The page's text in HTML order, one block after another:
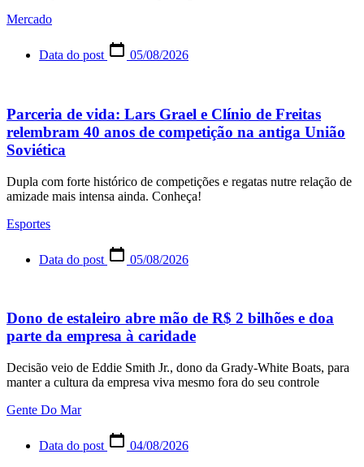
Mercado
Data do post 05/08/2026
Parceria de vida: Lars Grael e Clínio de Freitas
relembram 40 anos de competição na antiga União
Soviética
Dupla com forte histórico de competições e regatas nutre relação de
amizade mais intensa ainda. Conheça!
Esportes
Data do post 05/08/2026
Dono de estaleiro abre mão de R$ 2 bilhões e doa
parte da empresa à caridade
Decisão veio de Eddie Smith Jr., dono da Grady-White Boats, para
manter a cultura da empresa viva mesmo fora do seu controle
Gente Do Mar
Data do post 04/08/2026